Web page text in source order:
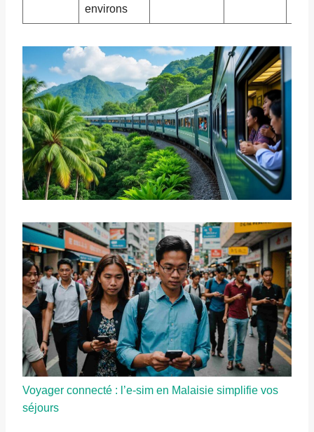
environs
Voyager connecté : l’e-sim en Malaisie simplifie vos
séjours